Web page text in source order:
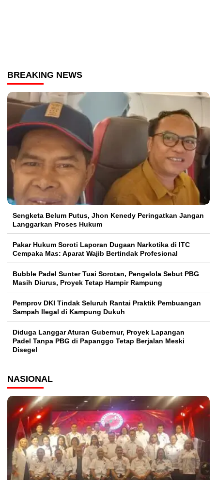
BREAKING NEWS
Sengketa Belum Putus, Jhon Kenedy Peringatkan Jangan
Langgarkan Proses Hukum
Pakar Hukum Soroti Laporan Dugaan Narkotika di ITC
Cempaka Mas: Aparat Wajib Bertindak Profesional
Bubble Padel Sunter Tuai Sorotan, Pengelola Sebut PBG
Masih Diurus, Proyek Tetap Hampir Rampung
Pemprov DKI Tindak Seluruh Rantai Praktik Pembuangan
Sampah Ilegal di Kampung Dukuh
Diduga Langgar Aturan Gubernur, Proyek Lapangan
Padel Tanpa PBG di Papanggo Tetap Berjalan Meski
Disegel
NASIONAL